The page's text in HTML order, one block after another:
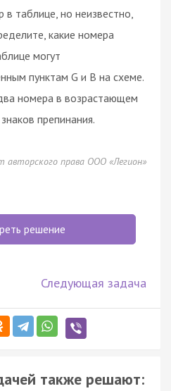
в таблице, но неизвестно,
какие номера
могут
пунктам G и B на схеме.
номера в возрастающем
препинания.
авторского права ООО «Легион»
решение
Следующая задача
также решают: